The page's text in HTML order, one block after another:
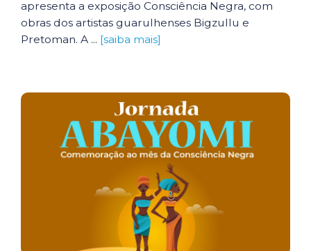
apresenta a exposição Consciência Negra, com
obras dos artistas guarulhenses Bigzullu e
Pretoman. A ... [saiba mais]